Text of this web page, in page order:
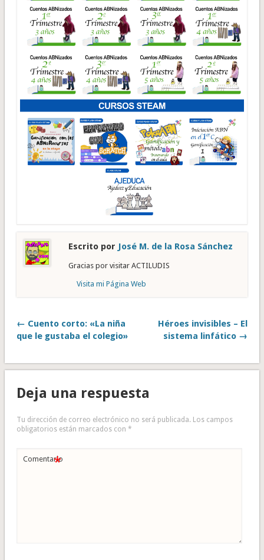
Escrito por José M. de la Rosa Sánchez
Gracias por visitar ACTILUDIS
Visita mi Página Web
← Cuento corto: «La niña
que le gustaba el colegio»
Héroes invisibles – El
sistema linfático →
Deja una respuesta
Tu dirección de correo electrónico no será publicada. Los campos
obligatorios están marcados con *
Comentario
*